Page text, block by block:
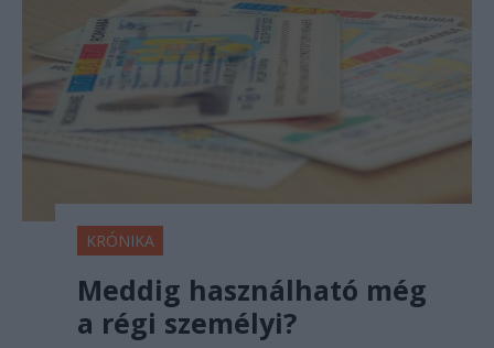
KRÓNIKA
Meddig használható még
a régi személyi?